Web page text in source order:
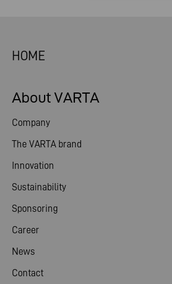
HOME
About VARTA
Company
The VARTA brand
Innovation
Sustainability
Sponsoring
Career
News
Contact